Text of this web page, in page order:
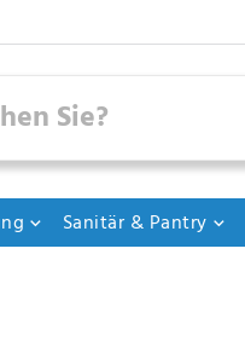
Sanitär & Pantry